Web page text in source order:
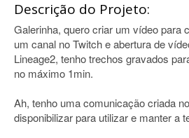
Descrição do Projeto:
Galerinha, quero criar um vídeo para
um canal no Twitch e abertura de
Lineage2, tenho trechos gravados
no máximo 1min.
Ah, tenho uma comunicação criada
disponibilizar para utilizar e manter a